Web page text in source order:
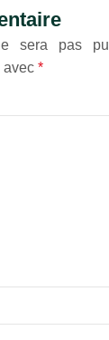
sera pas
avec *